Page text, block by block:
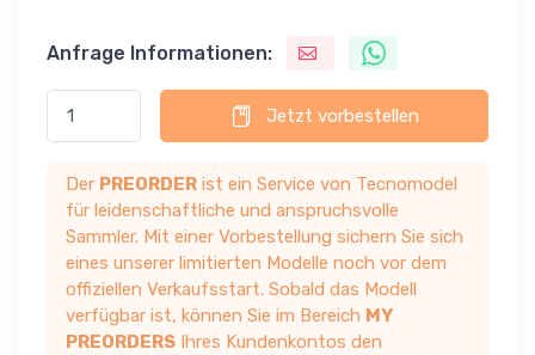
Anfrage Informationen:
Jetzt vorbestellen
Der PREORDER ist ein Service von Tecnomodel
für leidenschaftliche und anspruchsvolle
Sammler. Mit einer Vorbestellung sichern Sie sich
eines unserer limitierten Modelle noch vor dem
offiziellen Verkaufsstart. Sobald das Modell
verfügbar ist, können Sie im Bereich MY
PREORDERS Ihres Kundenkontos den